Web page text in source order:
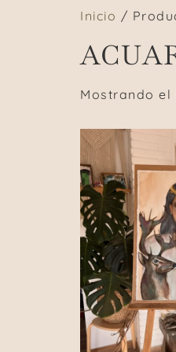
Inicio /
Mostrando el